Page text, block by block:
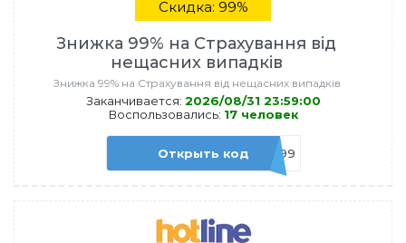
Скидка: 99%
Знижка 99% на Страхування від
нещасних випадків
Знижка 99% на Страхування від нещасних випадків
Заканчивается: 2026/08/31 23:59:00
Воспользовались: 17 человек
Открыть код ADM99